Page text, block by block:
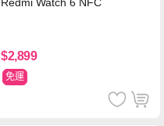
Redmi Watch 6 NFC
$2,899
免運